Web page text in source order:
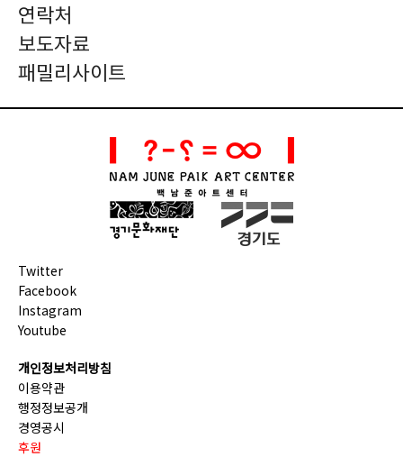
연락처
보도자료
패밀리사이트
Twitter
Facebook
Instagram
Youtube
개인정보처리방침
이용약관
행정정보공개
경영공시
후원